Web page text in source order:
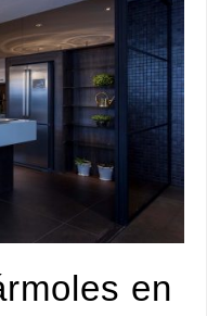
en